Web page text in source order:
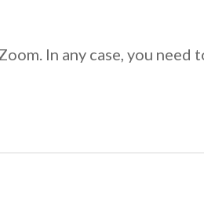
In any case, you